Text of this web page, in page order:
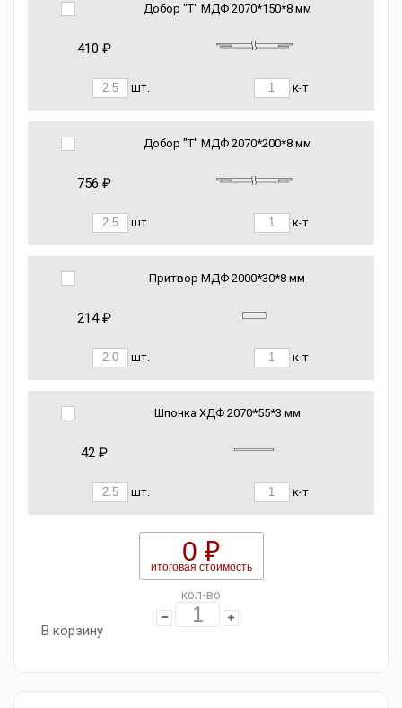
Добор "Т" МДФ 2070*150*8 мм
410 ₽
шт. к-т
Добор "Т" МДФ 2070*200*8 мм
756 ₽
шт. к-т
Притвор МДФ 2000*30*8 мм
214 ₽
шт. к-т
Шпонка ХДФ 2070*55*3 мм
42 ₽
шт. к-т
0 ₽
итоговая стоимость
кол-во
В корзину